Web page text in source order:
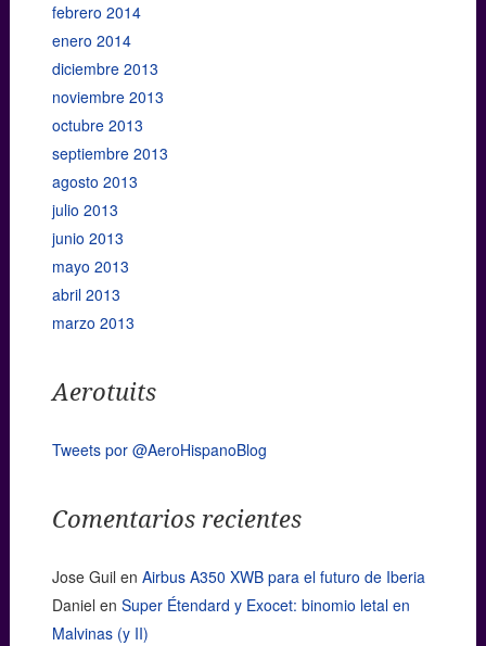
febrero 2014
enero 2014
diciembre 2013
noviembre 2013
octubre 2013
septiembre 2013
agosto 2013
julio 2013
junio 2013
mayo 2013
abril 2013
marzo 2013
Aerotuits
Tweets por @AeroHispanoBlog
Comentarios recientes
Jose Guil en Airbus A350 XWB para el futuro de Iberia
Daniel en Super Étendard y Exocet: binomio letal en
Malvinas (y II)